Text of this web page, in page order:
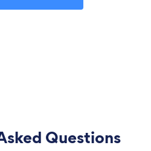
Questions